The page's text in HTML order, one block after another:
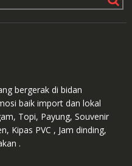
bergerak di bidan
baik import dan lokal
Topi, Payung, Souvenir
Kipas PVC , Jam dinding,
.